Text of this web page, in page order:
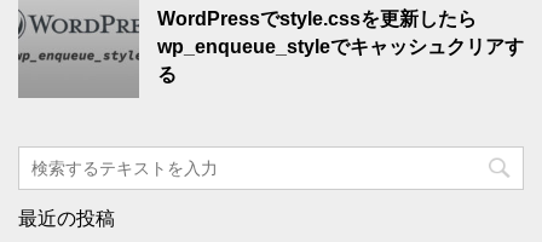
WordPressでstyle.cssを更新したら
wp_enqueue_styleでキャッシュクリアす
る
最近の投稿